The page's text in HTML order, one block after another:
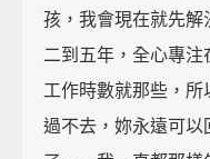
孩，我會現在就先解
二到五年，全心專
工作時數就那些，
過不去，妳永遠可